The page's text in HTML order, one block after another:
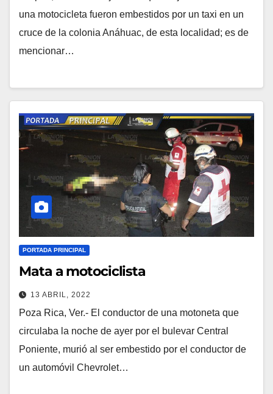
una motocicleta fueron embestidos por un taxi en un
cruce de la colonia Anáhuac, de esta localidad; es de
mencionar…
PORTADA PRINCIPAL
Mata a motociclista
13 ABRIL, 2022
Poza Rica, Ver.- El conductor de una motoneta que
circulaba la noche de ayer por el bulevar Central
Poniente, murió al ser embestido por el conductor de
un automóvil Chevrolet…